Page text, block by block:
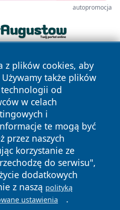
autopromocja
z plików cookies, aby
Używamy także plików
od
w celach
i
te mogą być
przez naszych
korzystanie ze
do serwisu",
dodatkowych
z naszą polityką
ustawienia .
Wszystkie prawa
Polityka
Cookies